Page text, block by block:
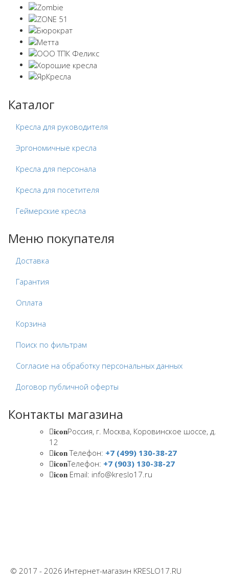
Каталог
Кресла для руководителя
Эргономичные кресла
Кресла для персонала
Кресла для посетителя
Геймерские кресла
Меню покупателя
Доставка
Гарантия
Оплата
Корзина
Поиск по фильтрам
Согласие на обработку персональных данных
Договор публичной оферты
Контакты магазина
iconРоссия, г. Москва, Коровинское шоссе, д.
12
iconТелефон: +7 (499) 130-38-27
iconТелефон: +7 (903) 130-38-27
icon Email: info@kreslo17.ru
© 2017 - 2026 Интернет-магазин KRESLO17.RU